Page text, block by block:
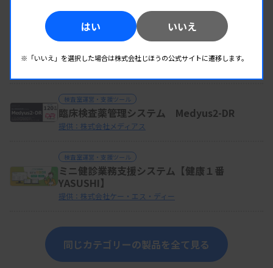
検査室運営・支援ツール
CAPサーベイ（外部精度管理）
提供：株式会社CGI
検査室運営・支援ツール
臨床検査薬管理システム Medyus2-DR
提供：株式会社メディアス
検査室運営・支援ツール
ミニ健診業務支援システム【健康１番
YASUSHI】
提供：株式会社ケー・エス・ディー
同じカテゴリーの製品を全て見る
はい いいえ
※「いいえ」を選択した場合は株式会社じほうの公式サイトに遷移します。